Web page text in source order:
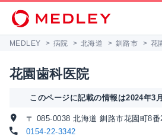
MEDLEY > 病院 > 北海道 > 釧路市 > 花
花園歯科医院
このページに記載の情報は2024年3
〒 085-0038 北海道 釧路市花園町8番
0154-22-3342